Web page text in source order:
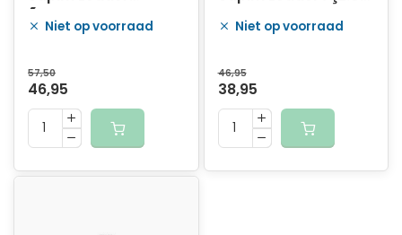
Ã¸2.33mm FG 2,6 -
RVS (100 stuks)
Niet op voorraad
57,50
46,95
mm FG 2,3 - RVS
(100 stuks)
Niet op voorraad
46,95
38,95